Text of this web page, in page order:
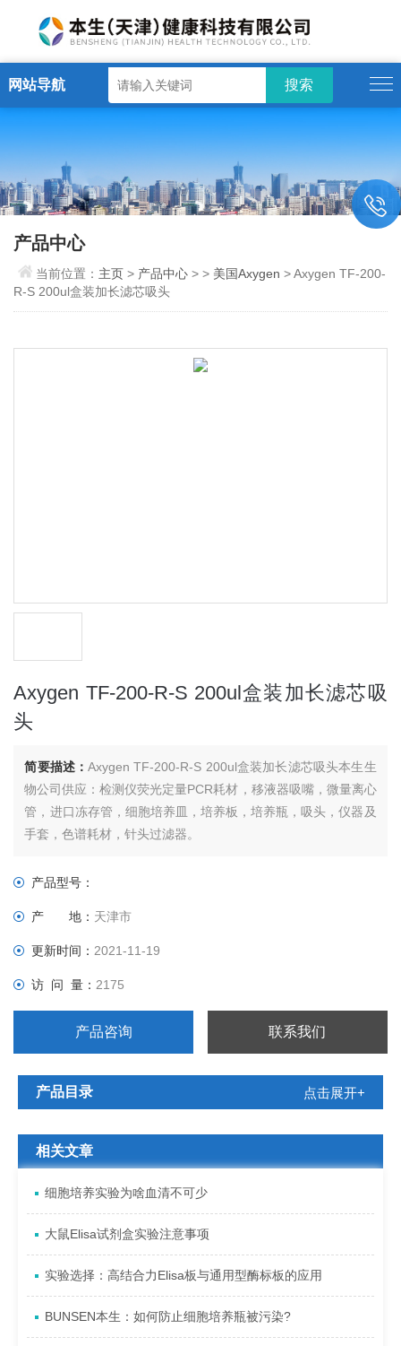
网站导航
产品中心
当前位置： 主页> 产品中心 > > 美国Axygen > Axygen TF-200-
R-S 200ul盒装加长滤芯吸头
Axygen TF-200-R-S 200ul盒装加长滤芯吸
头
简要描述：Axygen TF-200-R-S 200ul盒装加长滤芯吸头本生生
物公司供应：检测仪荧光定量PCR耗材，移液器吸嘴，微量离心
管，进口冻存管，细胞培养皿，培养板，培养瓶，吸头，仪器及
手套，色谱耗材，针头过滤器。
产品型号：
产 地： 天津市
更新时间：2021-11-19
访 问 量：2175
产品咨询 联系我们
产品目录 点击展开+
相关文章
细胞培养实验为啥血清不可少
大鼠Elisa试剂盒实验注意事项
实验选择：高结合力Elisa板与通用型酶标板的应用
BUNSEN本生：如何防止细胞培养瓶被污染?